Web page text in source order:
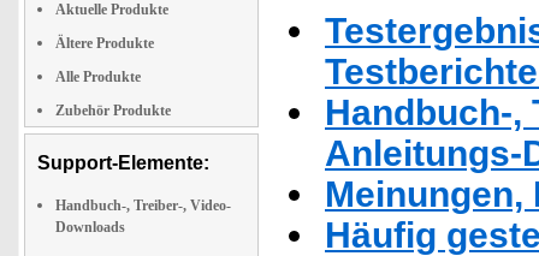
Aktuelle Produkte
Ältere Produkte
Alle Produkte
Zubehör Produkte
Support-Elemente:
Handbuch-, Treiber-, Video-
Downloads
Handbuch-,
Anleitungs-
Häufig